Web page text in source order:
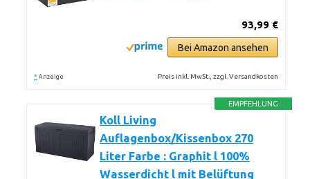
93,99 €
Bei Amazon ansehen
* Anzeige Preis inkl. MwSt., zzgl. Versandkosten
EMPFEHLUNG
Koll Living
Auflagenbox/Kissenbox 270
Liter Farbe : Graphit l 100%
Wasserdicht l mit Belüftung